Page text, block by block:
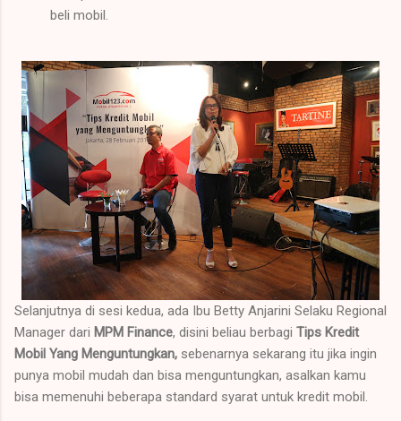
beli mobil.
Selanjutnya di sesi kedua, ada Ibu Betty Anjarini Selaku Regional
Manager dari MPM Finance, disini beliau berbagi Tips Kredit
Mobil Yang Menguntungkan, sebenarnya sekarang itu jika ingin
punya mobil mudah dan bisa menguntungkan, asalkan kamu
bisa memenuhi beberapa standard syarat untuk kredit mobil.